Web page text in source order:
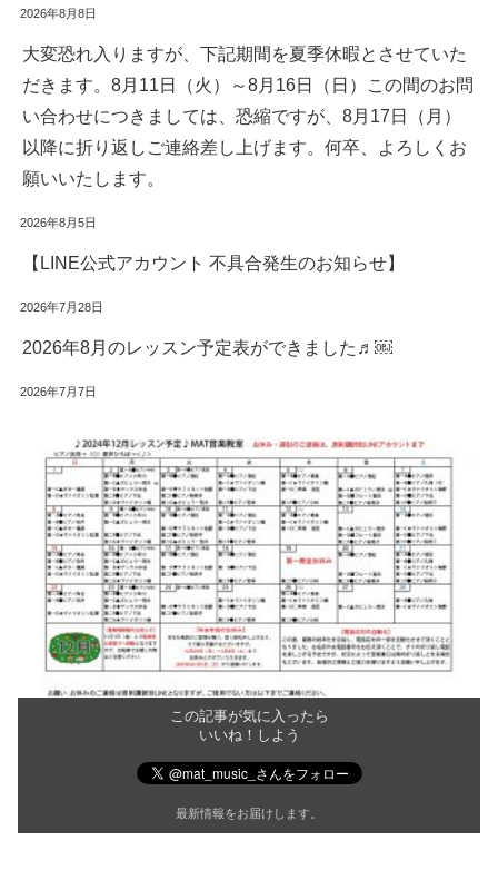
2026年8月8日
大変恐れ入りますが、下記期間を夏季休暇とさせていた
だきます。8月11日（火）～8月16日（日）この間のお問
い合わせにつきましては、恐縮ですが、8月17日（月）
以降に折り返しご連絡差し上げます。何卒、よろしくお
願いいたします。
2026年8月5日
【LINE公式アカウント 不具合発生のお知らせ】
2026年7月28日
2026年8月のレッスン予定表ができました♬￼
2026年7月7日
この記事が気に入ったら
いいね！しよう
最新情報をお届けします。